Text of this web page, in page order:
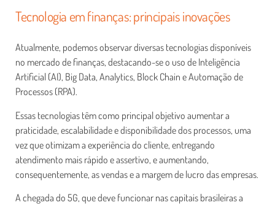
Tecnologia em finanças: principais inovações
Atualmente, podemos observar diversas tecnologias disponíveis
no mercado de finanças, destacando-se o uso de Inteligência
Artificial (AI), Big Data, Analytics, Block Chain e Automação de
Processos (RPA).
Essas tecnologias têm como principal objetivo aumentar a
praticidade, escalabilidade e disponibilidade dos processos, uma
vez que otimizam a experiência do cliente, entregando
atendimento mais rápido e assertivo, e aumentando,
consequentemente, as vendas e a margem de lucro das empresas.
A chegada do 5G, que deve funcionar nas capitais brasileiras a